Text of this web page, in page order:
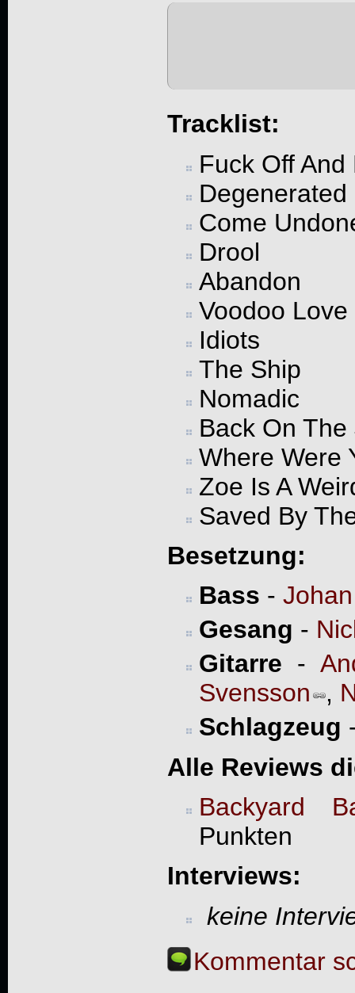
Tracklist:
Fuck Off And
Degenerated
Come
Drool
Abandon
Voodoo Love
Idiots
The Ship
Nomadic
Back On The
Where Were
Zoe Is A
Saved By
Besetzung:
Bass -
Gesang -
Gitarre -
Svensson ,
Schlagzeug
Alle Reviews
Backyard
Punkten
Interviews:
keine
Kommentar